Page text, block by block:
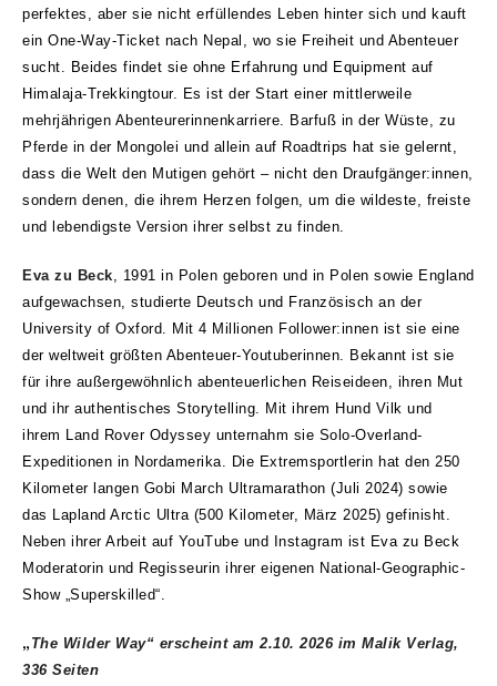
perfektes, aber sie nicht erfüllendes Leben hinter sich und kauft
ein One-Way-Ticket nach Nepal, wo sie Freiheit und Abenteuer
sucht. Beides findet sie ohne Erfahrung und Equipment auf
Himalaja-Trekkingtour. Es ist der Start einer mittlerweile
mehrjährigen Abenteurerinnenkarriere. Barfuß in der Wüste, zu
Pferde in der Mongolei und allein auf Roadtrips hat sie gelernt,
dass die Welt den Mutigen gehört – nicht den Draufgänger:innen,
sondern denen, die ihrem Herzen folgen, um die wildeste, freiste
und lebendigste Version ihrer selbst zu finden.
Eva zu Beck, 1991 in Polen geboren und in Polen sowie England
aufgewachsen, studierte Deutsch und Französisch an der
University of Oxford. Mit 4 Millionen Follower:innen ist sie eine
der weltweit größten Abenteuer-Youtuberinnen. Bekannt ist sie
für ihre außergewöhnlich abenteuerlichen Reiseideen, ihren Mut
und ihr authentisches Storytelling. Mit ihrem Hund Vilk und
ihrem Land Rover Odyssey unternahm sie Solo-Overland-
Expeditionen in Nordamerika. Die Extremsportlerin hat den 250
Kilometer langen Gobi March Ultramarathon (Juli 2024) sowie
das Lapland Arctic Ultra (500 Kilometer, März 2025) gefinisht.
Neben ihrer Arbeit auf YouTube und Instagram ist Eva zu Beck
Moderatorin und Regisseurin ihrer eigenen National-Geographic-
Show „Superskilled“.
„ The Wilder Way“ erscheint am 2.10. 2026 im Malik Verlag,
336 Seiten